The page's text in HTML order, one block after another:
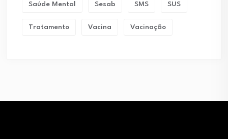
Saúde Mental Sesab SMS SUS
Tratamento Vacina Vacinação